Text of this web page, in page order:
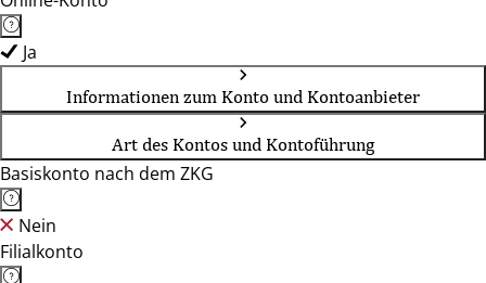
Ja
Informationen zum Konto und Kontoanbieter
Art des Kontos und Kontoführung
Basiskonto nach dem ZKG
Nein
Filialkonto